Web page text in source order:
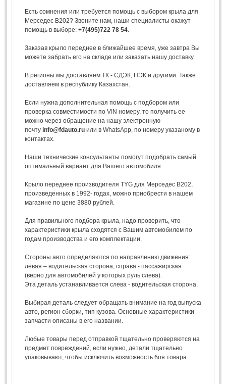
Есть сомнения или требуется помощь с выбором крыла для
Мерседес В202? Звоните нам, наши специалисты окажут
помощь в выборе: +7(495)722 78 54.
Заказав крыло переднее в ближайшее время, уже завтра Вы
можете забрать его на складе или заказать нашу доставку.
В регионы мы доставляем ТК - СДЭК, ПЭК и другими. Также
доставляем в республику Казахстан.
Если нужна дополнительная помощь с подбором или
проверка совместимости по VIN номеру, то получить ее
можно через обращение на нашу электронную
почту info@fdauto.ruили в WhatsApp, по номеру указаному в
контактах.
Наши технические консультанты помогут подобрать самый
оптимальный вариант для Вашего автомобиля.
Крыло переднее производителя TYG для Мерседес В202,
произведенных в 1992- годах, можно приобрести в нашем
магазине по цене 3880 рублей.
Для правильного подбора крыла, надо проверить, что
характеристики крыла сходятся с Вашим автомобилем по
годам производства и его комплектации.
Стороны авто определяются по направлению движения:
левая – водительская сторона, справа - пассажирская
(верно для автомобилей у которых руль слева).
Эта деталь устанавливается слева - водительская сторона.
Выбирая деталь следует обращать внимание на год выпуска
авто, регион сборки, тип кузова. Основные характеристики
запчасти описаны в его названии.
Любые товары перед отправкой тщательно проверяются на
предмет повреждений, если нужно, детали тщательно
упаковывают, чтобы исключить возможность боя товара.